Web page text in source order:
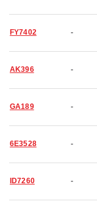
FY7402 -
AK396 -
GA189 -
6E3528 -
ID7260 -